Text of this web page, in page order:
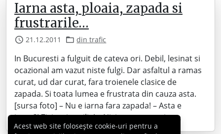
Iarna asta, ploaia, zapada si
frustrarile…
21.12.2011 din trafic
In Bucuresti a fulguit de cateva ori. Debil, lesinat si
ocazional am vazut niste fulgi. Dar asfaltul a ramas
curat, ud dar curat, fara troienele clasice de
zapada. Si toata lumea e frustrata din cauza asta.
[sursa foto] – Nu e iarna fara zapada! – Asta e
iarna?! Zici ca-i aprilie! – Nici vremea nu tine…
Acest web site folosește cookie-uri pentru a